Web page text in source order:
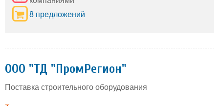
8 предложений
ООО "ТД "ПромРегион"
Поставка строительного оборудования